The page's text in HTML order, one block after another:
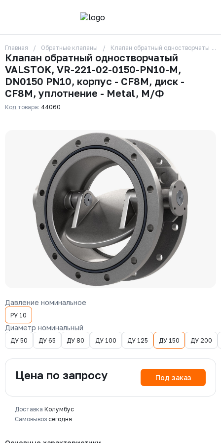
О компании
Контакты
Бренды
Отзывы
Сотрудники
Вакансии
Доставка
+7 (495) 215-24-81
Заказать звонок
zakaz325@ks-rus.com
Email для связи
Одинцово, Внуковская 9, пав. 31
Пункт выдачи заказов
Главная Обратные клапаны Клапан обратный одностворчатый
Клапан обратный одностворчатый
VALSTOK, VR-221-02-0150-PN10-M,
DN0150 PN10, корпус - CF8M, диск -
CF8M, уплотнение - Metal, М/Ф
Код товара: 44060
Давление номинальное
РУ 10
Диаметр номинальный
ДУ 50 ДУ 65 ДУ 80 ДУ 100 ДУ 125 ДУ 150 ДУ 200
Цена по запросу Под заказ
Доставка Колумбус
Самовывоз сегодня